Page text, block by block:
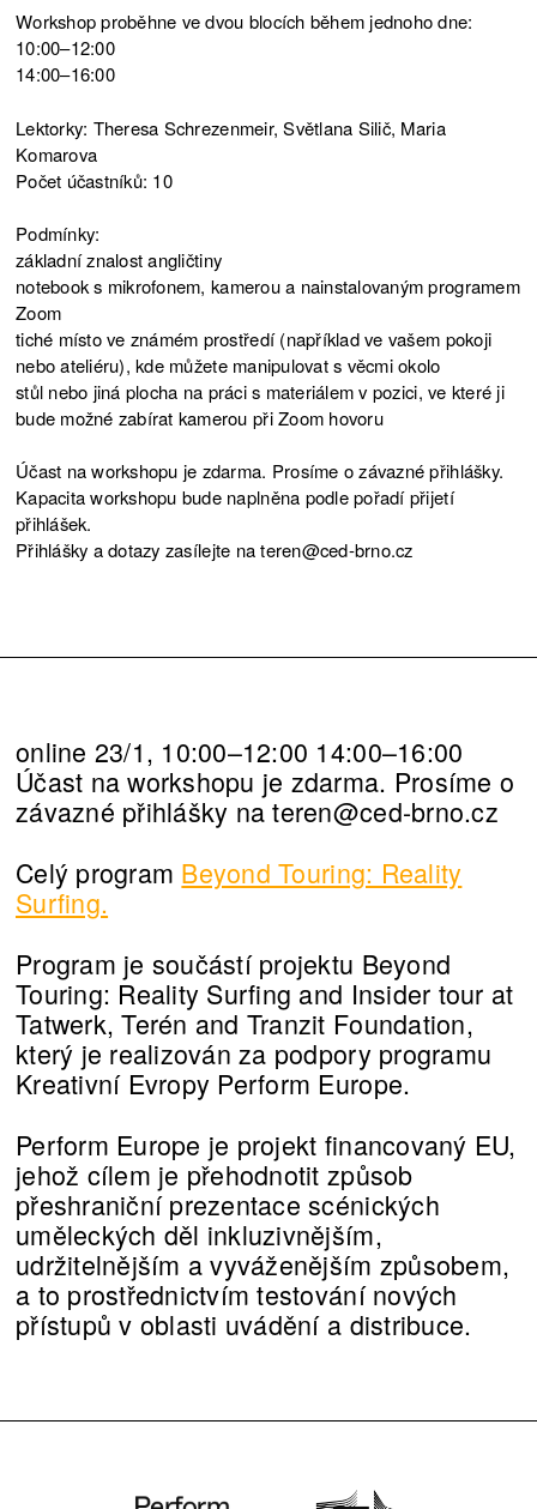
Workshop proběhne ve dvou blocích během jednoho dne:
10:00–12:00
14:00–16:00
Lektorky: Theresa Schrezenmeir, Světlana Silič, Maria
Komarova
Počet účastníků: 10
Podmínky:
základní znalost angličtiny
notebook s mikrofonem, kamerou a nainstalovaným programem
Zoom
tiché místo ve známém prostředí (například ve vašem pokoji
nebo ateliéru), kde můžete manipulovat s věcmi okolo
stůl nebo jiná plocha na práci s materiálem v pozici, ve které ji
bude možné zabírat kamerou při Zoom hovoru
Účast na workshopu je zdarma. Prosíme o závazné přihlášky.
Kapacita workshopu bude naplněna podle pořadí přijetí
přihlášek.
Přihlášky a dotazy zasílejte na teren@ced-brno.cz
online 23/1, 10:00–12:00 14:00–16:00
Účast na workshopu je zdarma. Prosíme o
závazné přihlášky na teren@ced-brno.cz
Celý program Beyond Touring: Reality
Surfing.
Program je součástí projektu Beyond
Touring: Reality Surfing and Insider tour at
Tatwerk, Terén and Tranzit Foundation,
který je realizován za podpory programu
Kreativní Evropy Perform Europe.
Perform Europe je projekt financovaný EU,
jehož cílem je přehodnotit způsob
přeshraniční prezentace scénických
uměleckých děl inkluzivnějším,
udržitelnějším a vyváženějším způsobem,
a to prostřednictvím testování nových
přístupů v oblasti uvádění a distribuce.